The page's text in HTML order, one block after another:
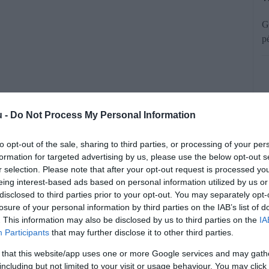
- Do Not Process My Personal Information
opt-out of the sale, sharing to third parties, or processing of your
for targeted advertising by us, please use the below opt-out
selection. Please note that after your opt-out request is processed
interest-based ads based on personal information utilized by us
to third parties prior to your opt-out. You may separately
of your personal information by third parties on the IAB’s list of
This information may also be disclosed by us to third parties on the
Participants that may further disclose it to other third parties.
that this website/app uses one or more Google services and may
but not limited to your visit or usage behaviour. You may
igényléséhez legalább 20 év
elérhetetlennek tűnik. Kiskapu
Mit kell róla tudni?
forrásként a Google Keresőben!